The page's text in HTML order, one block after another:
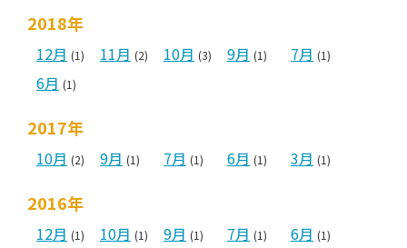
2018年
12月 (1) 11月 (2) 10月 (3) 9月 (1) 7月 (1)
6月 (1)
2017年
10月 (2) 9月 (1) 7月 (1) 6月 (1) 3月 (1)
2016年
12月 (1) 10月 (1) 9月 (1) 7月 (1) 6月 (1)